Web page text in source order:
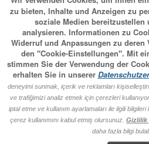
zu bieten, Inhalte und Anzeigen zu
soziale Medien bereitzustellen
analysieren. Informationen zu
Widerruf und Anpassungen zu deren
den "Cookie-Einstellungen". Mit
stimmen Sie der Verwendung der
erhalten Sie in unserer
deneyimi sunmak, içerik ve reklamları
ve trafiğimizi analiz etmek için çerezleri
iptal etme ve kullanım ayarlamaları ile ilgili
çerez kullanımını kabul etmiş olursunuz. Gizlilik
daha fazla bilgi
Events Calendar
By Year By Month By
Jump to month
Hediye Yalvaç 2010